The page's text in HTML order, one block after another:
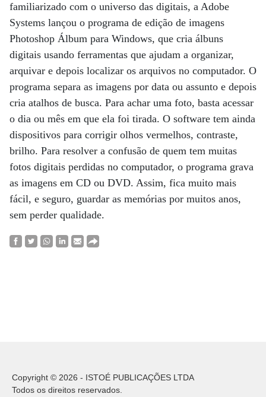
familiarizado com o universo das digitais, a Adobe
Systems lançou o programa de edição de imagens
Photoshop Álbum para Windows, que cria álbuns
digitais usando ferramentas que ajudam a organizar,
arquivar e depois localizar os arquivos no computador. O
programa separa as imagens por data ou assunto e depois
cria atalhos de busca. Para achar uma foto, basta acessar
o dia ou mês em que ela foi tirada. O software tem ainda
dispositivos para corrigir olhos vermelhos, contraste,
brilho. Para resolver a confusão de quem tem muitas
fotos digitais perdidas no computador, o programa grava
as imagens em CD ou DVD. Assim, fica muito mais
fácil, e seguro, guardar as memórias por muitos anos,
sem perder qualidade.
Copyright © 2026 - ISTOÉ PUBLICAÇÕES LTDA
Todos os direitos reservados.